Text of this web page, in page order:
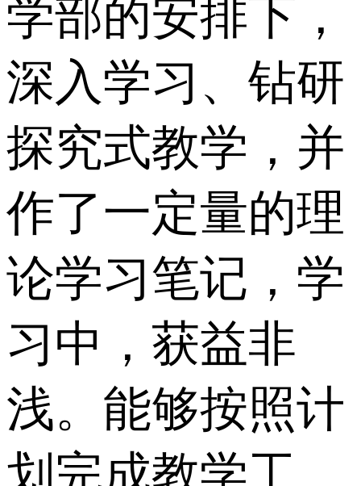
学部的安排下，
深入学习、钻研
探究式教学，并
作了一定量的理
论学习笔记，学
习中，获益非
浅。能够按照计
划完成教学工